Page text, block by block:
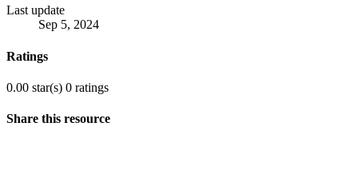
Last update
Sep 5, 2024
Ratings
0.00 star(s) 0 ratings
Share this resource